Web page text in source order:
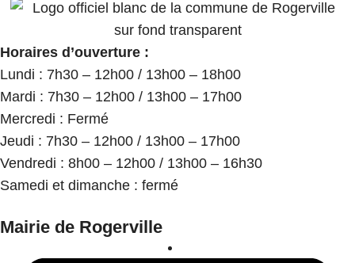
Horaires d’ouverture :
Lundi : 7h30 – 12h00 / 13h00 – 18h00
Mardi : 7h30 – 12h00 / 13h00 – 17h00
Mercredi : Fermé
Jeudi : 7h30 – 12h00 / 13h00 – 17h00
Vendredi : 8h00 – 12h00 / 13h00 – 16h30
Samedi et dimanche : fermé
Mairie de Rogerville